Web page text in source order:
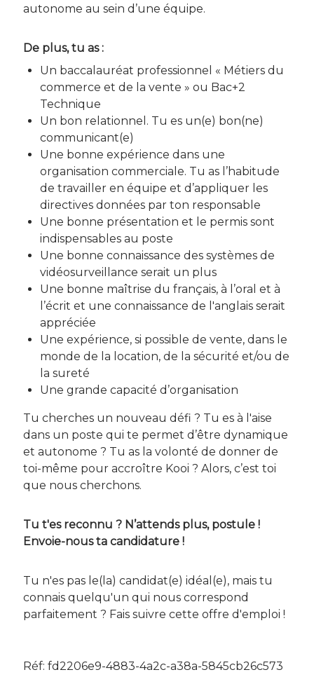
autonome au sein d’une équipe.
De plus, tu as :
Un baccalauréat professionnel « Métiers du
commerce et de la vente » ou Bac+2
Technique
Un bon relationnel. Tu es un(e) bon(ne)
communicant(e)
Une bonne expérience dans une
organisation commerciale. Tu as l’habitude
de travailler en équipe et d’appliquer les
directives données par ton responsable
Une bonne présentation et le permis sont
indispensables au poste
Une bonne connaissance des systèmes de
vidéosurveillance serait un plus
Une bonne maîtrise du français, à l’oral et à
l’écrit et une connaissance de l'anglais serait
appréciée
Une expérience, si possible de vente, dans le
monde de la location, de la sécurité et/ou de
la sureté
Une grande capacité d’organisation
Tu cherches un nouveau défi ? Tu es à l'aise
dans un poste qui te permet d’être dynamique
et autonome ? Tu as la volonté de donner de
toi-même pour accroître Kooi ? Alors, c’est toi
que nous cherchons.
Tu t'es reconnu ? N’attends plus, postule !
Envoie-nous ta candidature !
Tu n'es pas le(la) candidat(e) idéal(e), mais tu
connais quelqu'un qui nous correspond
parfaitement ? Fais suivre cette offre d'emploi !
Réf: fd2206e9-4883-4a2c-a38a-5845cb26c573